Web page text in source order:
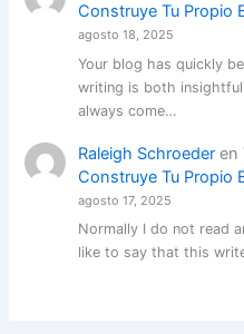
Construye Tu Propio
agosto 18, 2025
Your blog has quickly
writing is both
always come…
Raleigh Schroederen
Construye Tu Propio
agosto 17, 2025
Normally I do not read
like to say that this